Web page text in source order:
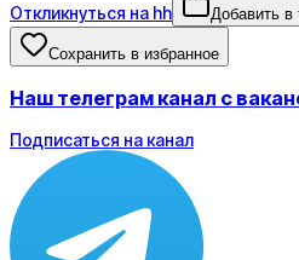
Откликнуться на hh Добавить в
Сохранить в избранное
Наш телеграм канал с
Подписаться на канал